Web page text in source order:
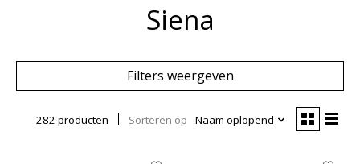
Siena
Filters weergeven
282 producten Sorteren op Naam oplopend